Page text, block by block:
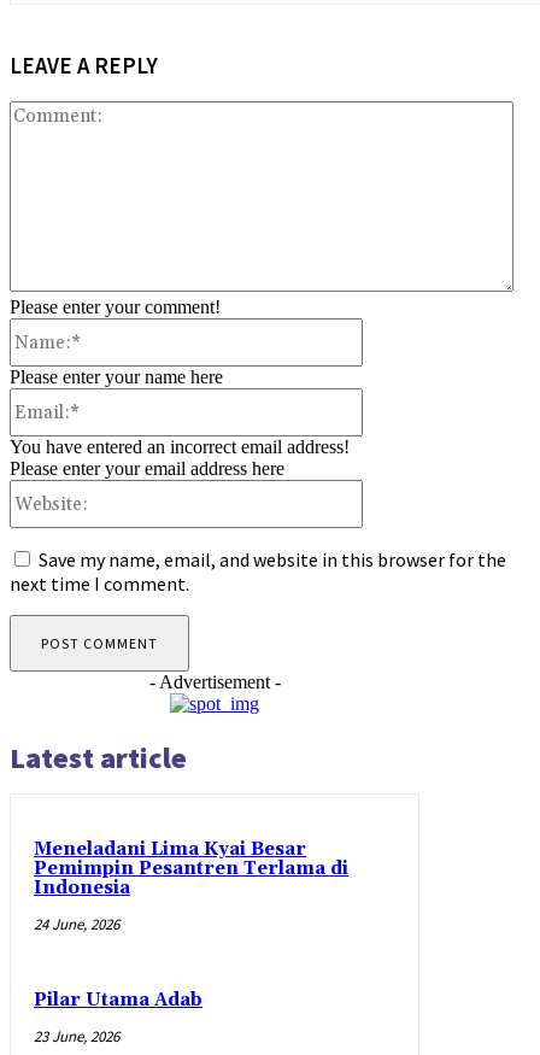
LEAVE A REPLY
Please enter your comment!
Please enter your name here
You have entered an incorrect email address!
Please enter your email address here
Save my name, email, and website in this browser for the
next time I comment.
- Advertisement -
Latest article
Meneladani Lima Kyai Besar
Pemimpin Pesantren Terlama di
Indonesia
24 June, 2026
Pilar Utama Adab
23 June, 2026